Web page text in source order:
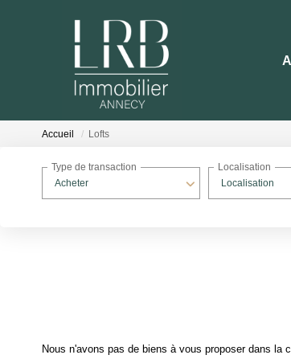
Accueil Lofts
Acheter
Type de transaction
Localisation
Localisation
Nous n'avons pas de biens à vous proposer dans